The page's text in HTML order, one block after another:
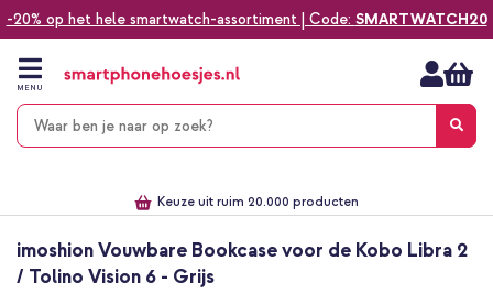
-20% op het hele smartwatch-assortiment | Code: SMARTWATCH20
naar
inhoud
MENU
Keuze uit ruim 20.000 producten
imoshion Vouwbare Bookcase voor de Kobo Libra 2
/ Tolino Vision 6 - Grijs